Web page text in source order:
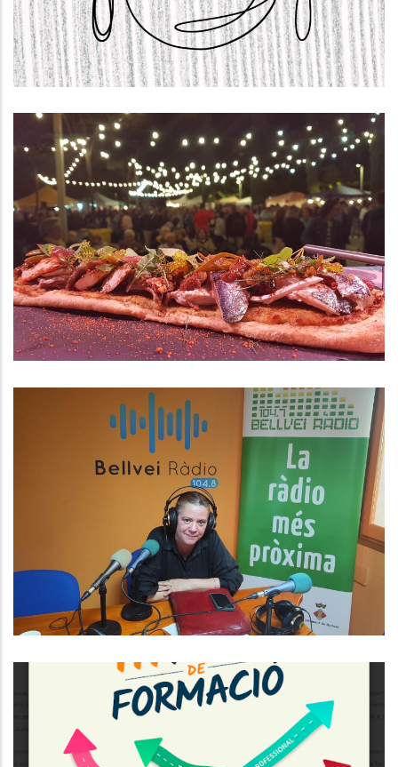
Educació,S. socials
El Consell Comarcal Del Baix
Penedès S’adhereix Als Plans
D’acció De Catalunya Regió
Mundial De La Gastronomia 2025
P. econòmica,Turisme
Baix Penedès Al Dia Amb La
Romina Puig.
Medi
TERCERA EDICIÓ DE LA FIRA DE